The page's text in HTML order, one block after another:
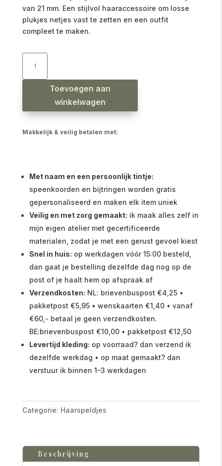
van 21 mm. Een stijlvol haaraccessoire om losse
plukjes netjes vast te zetten en een outfit
compleet te maken.
Haarspeldjes
oudroze
Toevoegen aan
winkelwagen
Makkelijk & veilig betalen met:
Met naam en een persoonlijk tintje:
speenkoorden en bijtringen worden gratis
gepersonaliseerd en maken elk item uniek
Veilig en met zorg gemaakt: ik maak alles zelf in
mijn eigen atelier met gecertificeerde
materialen, zodat je met een gerust gevoel kiest
Snel in huis: op werkdagen vóór 15:00 besteld,
dan gaat je bestelling dezelfde dag nog op de
post of je haalt hem op afspraak af
Verzendkosten: NL: brievenbuspost €4,25 •
pakketpost €5,95 • wenskaarten €1,40 • vanaf
€60,- betaal je geen verzendkosten.
BE:brievenbuspost €10,00 • pakketpost €12,50
Levertijd kleding: op voorraad? dan verzend ik
dezelfde werkdag • op maat gemaakt? dan
verstuur ik binnen 1–3 werkdagen
Categorie: Haarspeldjes
Beschrijving